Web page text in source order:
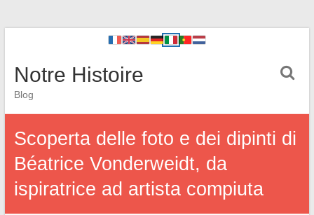
Notre Histoire
Blog
Scoperta delle foto e dei dipinti di
Béatrice Vonderweidt, da
ispiratrice ad artista compiuta